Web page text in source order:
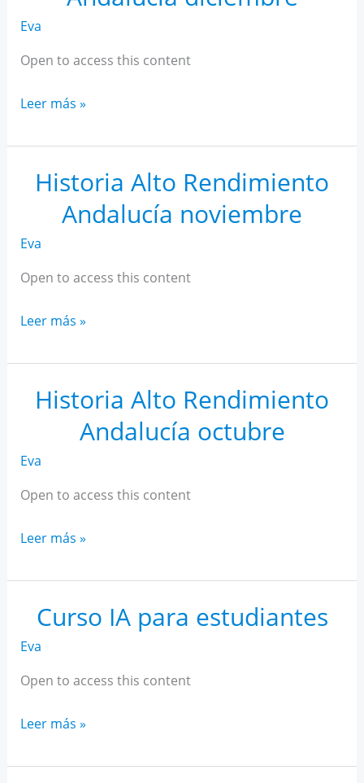
Eva
Open to access this content
Historia
Rendimiento
Andalucía
diciembre
Leer más »
Historia Alto Rendimiento
Andalucía noviembre
Eva
Open to access this content
Historia
Rendimiento
Andalucía
noviembre
Leer más »
Historia Alto Rendimiento
Andalucía octubre
Eva
Open to access this content
Historia
Rendimiento
Andalucía
octubre
Leer más »
Curso IA para estudiantes
Eva
Open to access this content
Curso
para
Leer más »